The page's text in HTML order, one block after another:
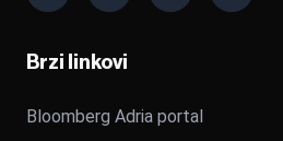
Brzi linkovi
Bloomberg Adria portal